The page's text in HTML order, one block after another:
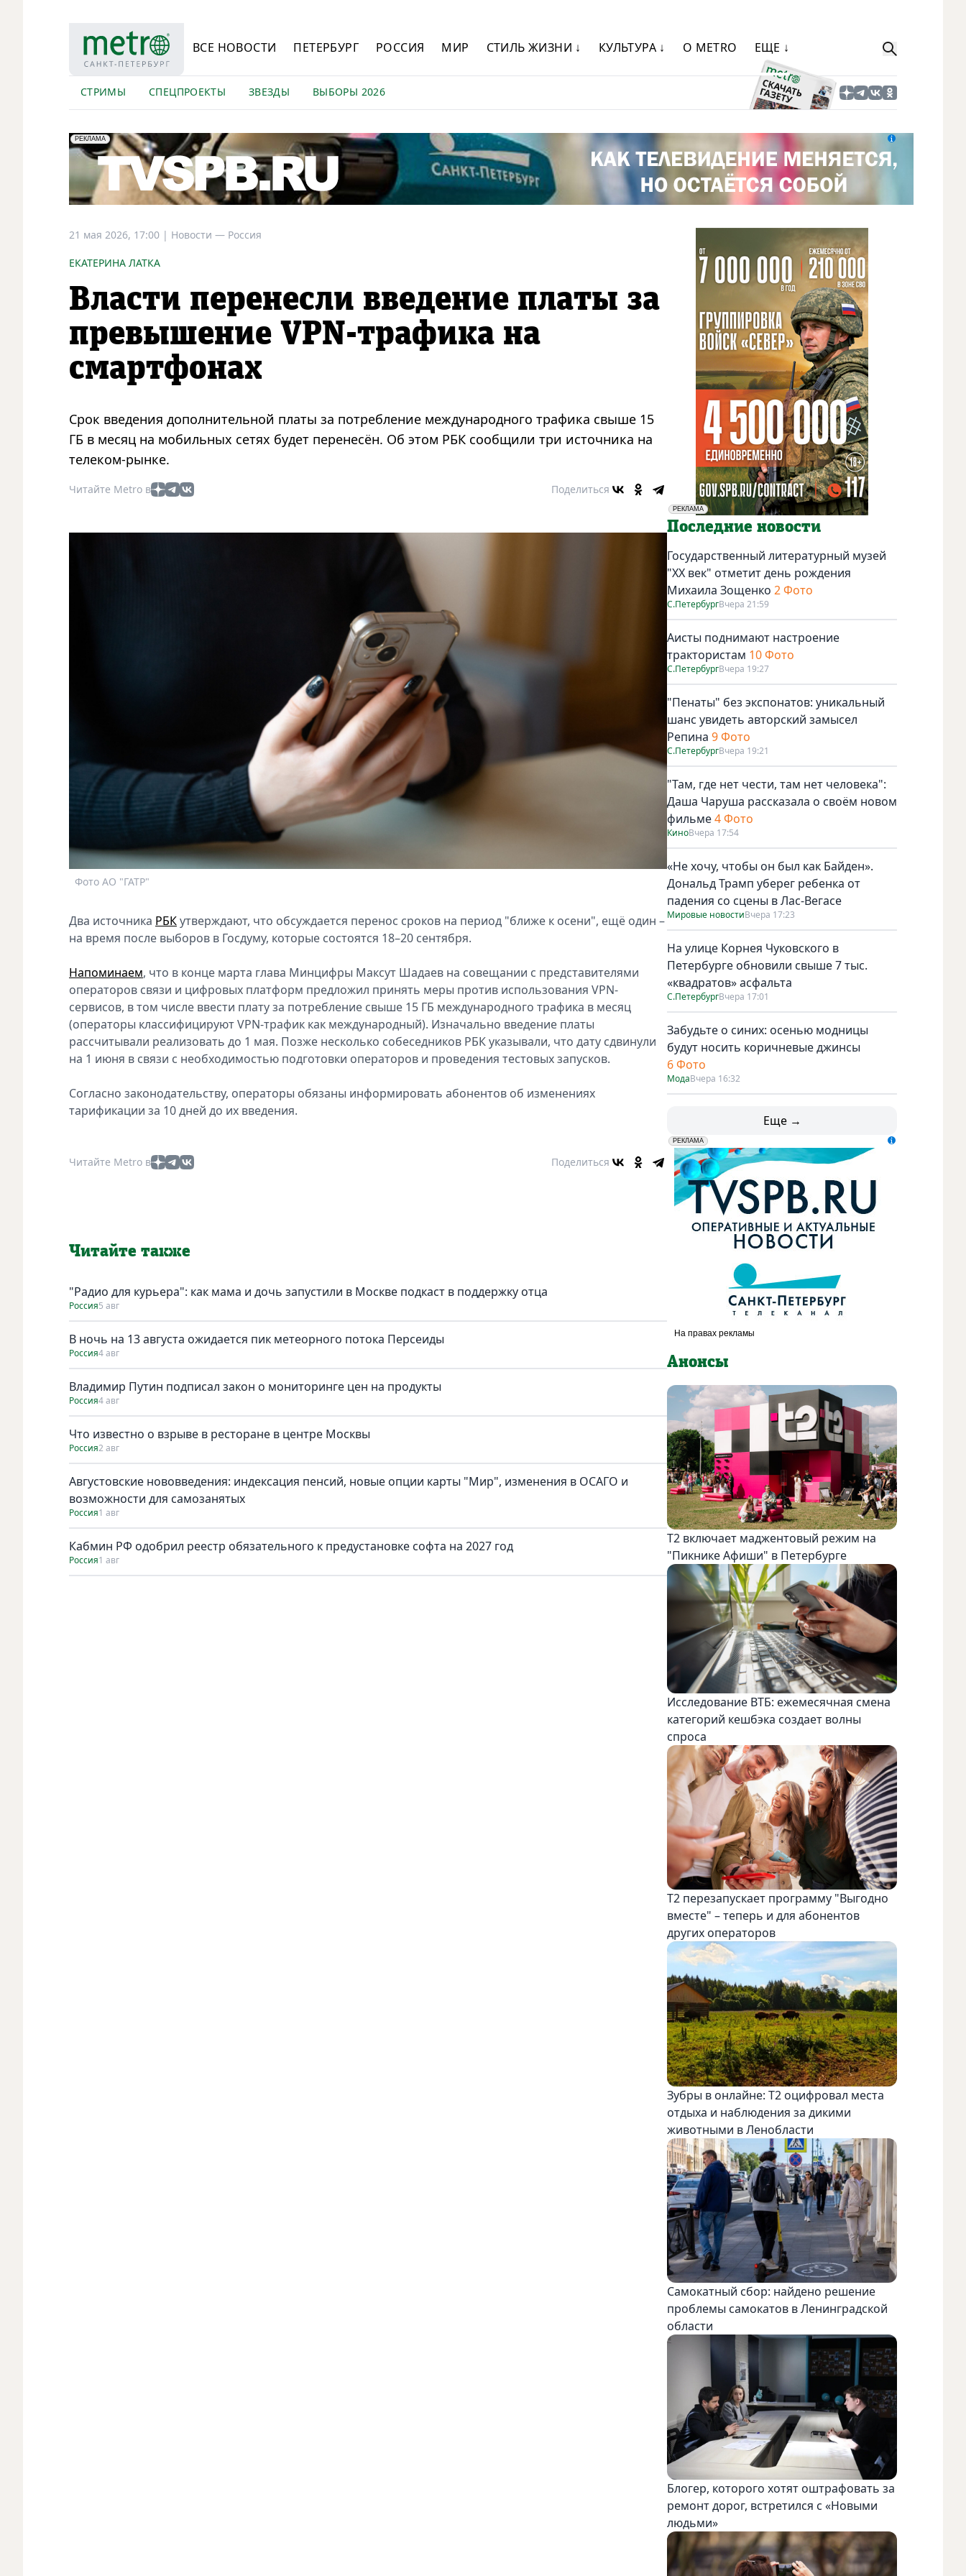
ВСЕ НОВОСТИ ПЕТЕРБУРГ РОССИЯ МИР СТИЛЬ ЖИЗНИ ↓ КУЛЬТУРА ↓ О METRO ЕЩЕ ↓
СТРИМЫ СПЕЦПРОЕКТЫ ЗВЕЗДЫ ВЫБОРЫ 2026
erid: LdtCK5Efv
РЕКЛАМА
АО "ГАТР", ИНН: 7841320717
21 мая 2026, 17:00 | Новости — Россия
ЕКАТЕРИНА ЛАТКА
Власти перенесли введение платы за
превышение VPN-трафика на
смартфонах
Срок введения дополнительной платы за потребление международного трафика свыше 15
ГБ в месяц на мобильных сетях будет перенесён. Об этом РБК сообщили три источника на
телеком-рынке.
Читайте Metro в Поделиться
Фото АО "ГАТР"
Два источника РБКутверждают, что обсуждается перенос сроков на период "ближе к осени", ещё один –
на время после выборов в Госдуму, которые состоятся 18–20 сентября.
Напоминаем, что в конце марта глава Минцифры Максут Шадаев на совещании с представителями
операторов связи и цифровых платформ предложил принять меры против использования VPN-
сервисов, в том числе ввести плату за потребление свыше 15 ГБ международного трафика в месяц
(операторы классифицируют VPN-трафик как международный). Изначально введение платы
рассчитывали реализовать до 1 мая. Позже несколько собеседников РБК указывали, что дату сдвинули
на 1 июня в связи с необходимостью подготовки операторов и проведения тестовых запусков.
Согласно законодательству, операторы обязаны информировать абонентов об изменениях
тарификации за 10 дней до их введения.
Читайте Metro в Поделиться
Читайте также
"Радио для курьера": как мама и дочь запустили в Москве подкаст в поддержку отца
Россия5 авг
В ночь на 13 августа ожидается пик метеорного потока Персеиды
Россия4 авг
Владимир Путин подписал закон о мониторинге цен на продукты
Россия4 авг
Что известно о взрыве в ресторане в центре Москвы
Россия2 авг
Августовские нововведения: индексация пенсий, новые опции карты "Мир", изменения в ОСАГО и
возможности для самозанятых
Россия1 авг
Кабмин РФ одобрил реестр обязательного к предустановке софта на 2027 год
Россия1 авг
РЕКЛАМА
Социальная реклама
Последние новости
Государственный литературный музей
"ХХ век" отметит день рождения
Михаила Зощенко 2 Фото
С.ПетербургВчера 21:59
Аисты поднимают настроение
трактористам 10 Фото
С.ПетербургВчера 19:27
"Пенаты" без экспонатов: уникальный
шанс увидеть авторский замысел
Репина 9 Фото
С.ПетербургВчера 19:21
"Там, где нет чести, там нет человека":
Даша Чаруша рассказала о своём новом
фильме4 Фото
КиноВчера 17:54
«Не хочу, чтобы он был как Байден».
Дональд Трамп уберег ребенка от
падения со сцены в Лас-Вегасе
Мировые новостиВчера 17:23
На улице Корнея Чуковского в
Петербурге обновили свыше 7 тыс.
«квадратов» асфальта
С.ПетербургВчера 17:01
Забудьте о синих: осенью модницы
будут носить коричневые джинсы
6 Фото
МодаВчера 16:32
Еще →
erid: LdtCK5udn
РЕКЛАМА
АО "ГАТР", ИНН: 7841320717
Анонсы
Т2 включает маджентовый режим на
"Пикнике Афиши" в Петербурге
Исследование ВТБ: ежемесячная смена
категорий кешбэка создает волны
спроса
Т2 перезапускает программу "Выгодно
вместе" – теперь и для абонентов
других операторов
Зубры в онлайне: Т2 оцифровал места
отдыха и наблюдения за дикими
животными в Ленобласти
Самокатный сбор: найдено решение
проблемы самокатов в Ленинградской
области
Блогер, которого хотят оштрафовать за
ремонт дорог, встретился с «Новыми
людьми»